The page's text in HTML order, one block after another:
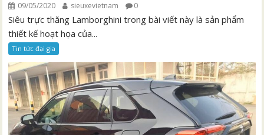
09/05/2020 sieuxevietnam 0
Siêu trực thăng Lamborghini trong bài viết này là sản phẩm
thiết kế hoạt họa của...
Tin tức đại gia